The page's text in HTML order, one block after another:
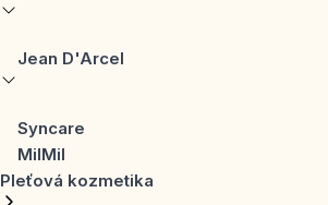
Jean D'Arcel
Syncare
MilMil
Pleťová kozmetika